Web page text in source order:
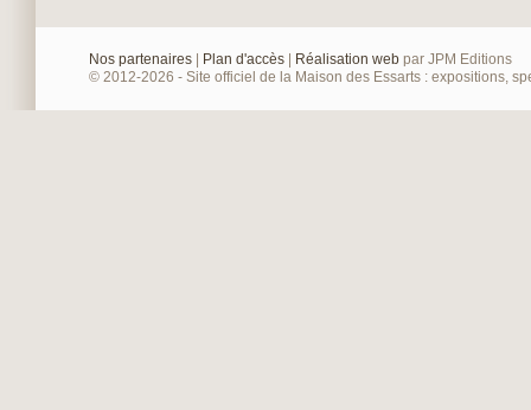
Nos partenaires Plan d'accès Réalisation web par JPM Editions
© 2012-2026 - Site officiel de la Maison des Essarts : expositions,